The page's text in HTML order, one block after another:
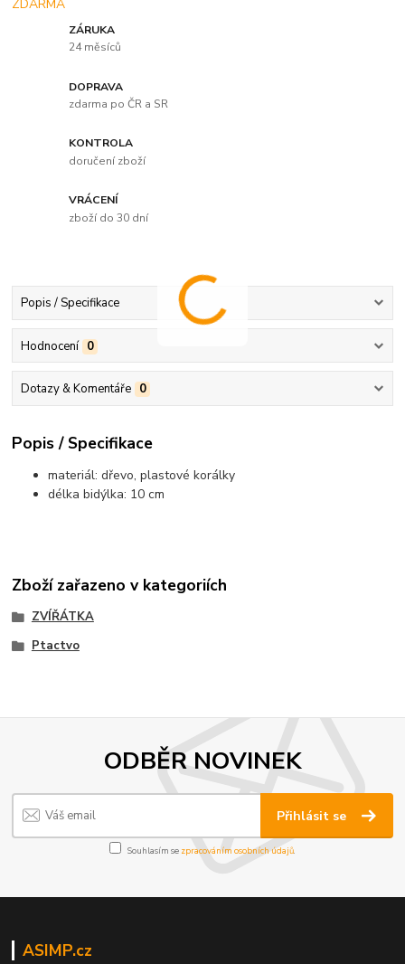
ZÁRUKA
24 měsíců
DOPRAVA
zdarma po ČR a SR
KONTROLA
doručení zboží
VRÁCENÍ
zboží do 30 dní
Popis / Specifikace
Hodnocení 0
Dotazy & Komentáře 0
Popis / Specifikace
materiál: dřevo, plastové korálky
délka bidýlka: 10 cm
Zboží zařazeno v kategoriích
ZVÍŘÁTKA
Ptactvo
ODBĚR NOVINEK
Přihlásit se
Souhlasím se zpracováním osobních údajů.
ASIMP.cz